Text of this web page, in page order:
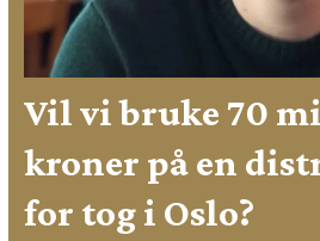
Vil vi bruke 70
kroner på en
for tog i Oslo?